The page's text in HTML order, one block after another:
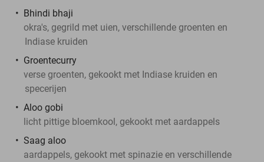
Bhindi bhaji
okra's, gegrild met uien, verschillende groenten en
Indiase kruiden
Groentecurry
verse groenten, gekookt met Indiase kruiden en
specerijen
Aloo gobi
licht pittige bloemkool, gekookt met aardappels
Saag aloo
aardappels, gekookt met spinazie en verschillende